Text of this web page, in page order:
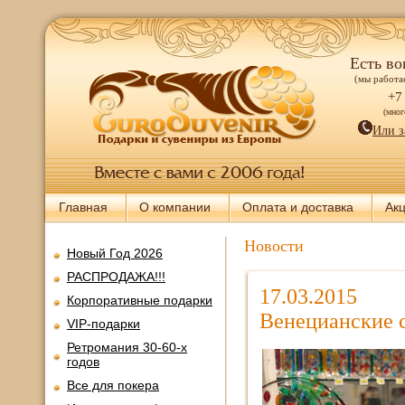
Есть
(мы
+7
Или
Главная О компании Оплата и доставка
Новый Год 2026
РАСПРОДАЖА!!!
Корпоративные подарки
VIP-подарки
Ретромания 30-60-х
годов
Все для покера
Новости
17.03.2015
Венецианские